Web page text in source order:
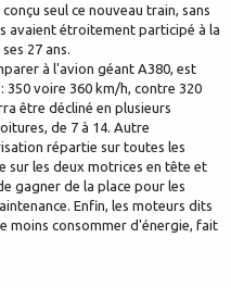
seul ce nouveau train, sans
avaient étroitement participé à la
27 ans.
à l'avion géant A380, est
350 voire 360 km/h, contre 320
être décliné en plusieurs
de 7 à 14. Autre
répartie sur toutes les
sur les deux motrices en tête et
gagner de la place pour les
Enfin, les moteurs dits
moins consommer d'énergie, fait